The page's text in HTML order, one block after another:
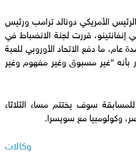
الأمريكي دونالد ترامب ورئيس
إنفانتينو، قررت لجنة الانضباط في
عام، ما دفع الاتحاد الأوروبي للعبة
بأنه “غير مسبوق وغير مفهوم وغير
يشار إلى أن دور الـ16 للمسابقة سوف يختتم مساء الثلاثاء
وكولومبيا مع سويسرا.
وكالات